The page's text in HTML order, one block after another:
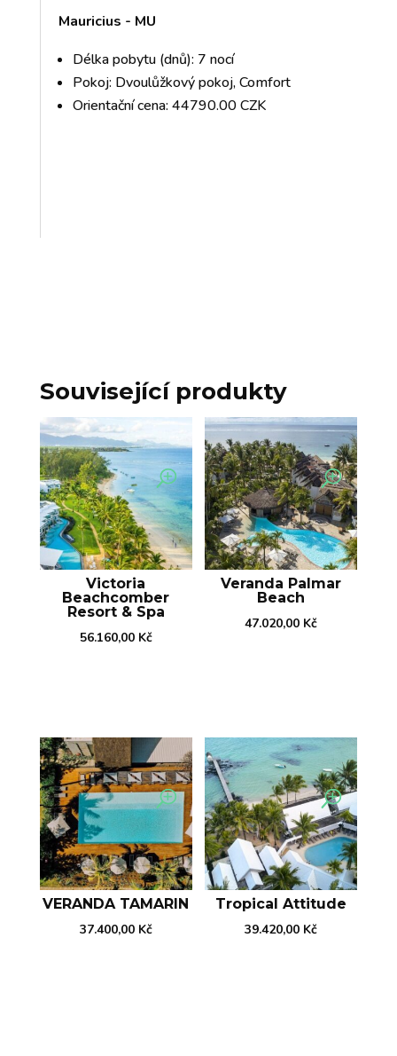
Mauricius - MU
Délka pobytu (dnů): 7 nocí
Pokoj: Dvoulůžkový pokoj, Comfort
Orientační cena: 44790.00 CZK
Související produkty
Victoria
Beachcomber
Resort & Spa
56.160,00 Kč
Veranda Palmar
Beach
47.020,00 Kč
VERANDA TAMARIN
37.400,00 Kč
Tropical Attitude
39.420,00 Kč